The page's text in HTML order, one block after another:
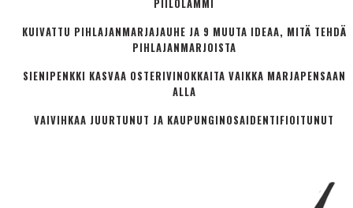
PIILOLAMMI
KUIVATTU PIHLAJANMARJAJAUHE JA 9 MUUTA IDEAA, MITÄ TEHDÄ
PIHLAJANMARJOISTA
SIENIPENKKI KASVAA OSTERIVINOKKAITA VAIKKA MARJAPENSAAN
ALLA
VAIVIHKAA JUURTUNUT JA KAUPUNGINOSA­IDENTIFIOITUNUT